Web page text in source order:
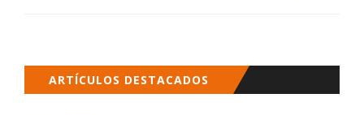
ARTÍCULOS DESTACADOS